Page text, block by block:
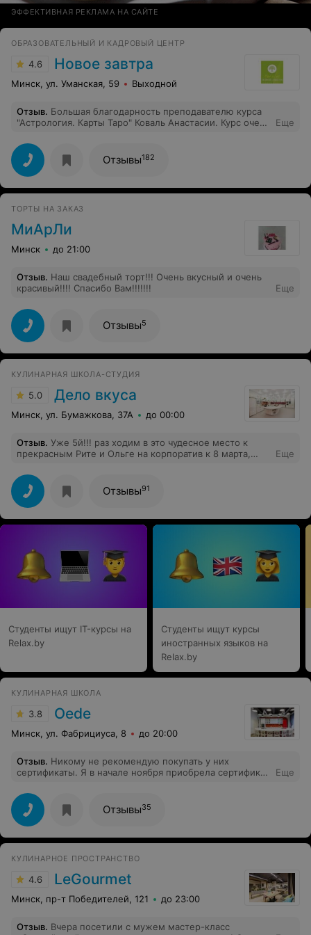
ЭФФЕКТИВНАЯ РЕКЛАМА НА САЙТЕ
ОБРАЗОВАТЕЛЬНЫЙ И КАДРОВЫЙ ЦЕНТР
4.6 Новое завтра
Минск, ул. Уманская, 59 Выходной
Отзыв. Большая благодарность преподавателю курса
"Астрология. Карты Таро" Коваль Анастасии. Курс очень
интересной информации. Анастасия настоящий
эксперт своего дела и смогла преподнести материал в
доступной и понятной форме. Очень понравился бонус
к курсу - персональный гороскоп. Курсы "Новое
завтра" -это лучшие курсы для получения
квалификации. Рекомендую курс "Астрология" и
учебный центр "Новое завтра". Огромное спасибо
Еще
Отзывы182
ТОРТЫ НА ЗАКАЗ
МиАрЛи
Минск до 21:00
Отзыв. Наш свадебный торт!!! Очень вкусный и очень
красивый!!!! Спасибо Вам!!!!!!!
Еще
Отзывы5
КУЛИНАРНАЯ ШКОЛА-СТУДИЯ
5.0 Дело вкуса
Минск, ул. Бумажкова, 37А до 00:00
Отзыв. Уже 5й!!! раз ходим в это чудесное место к
прекрасным Рите и Ольге на корпоратив к 8 марта,
наслаждаемся прекрасными блюдами,
непередаваемой атмосферой весны и праздника.
Спасибо, что вы есть
Еще
Отзывы91
Студенты ищут IT-курсы на
Relax.by
Студенты ищут курсы
иностранных языков на
Relax.by
КУЛИНАРНАЯ ШКОЛА
3.8 Oede
Минск, ул. Фабрициуса, 8 до 20:00
Отзыв. Никому не рекомендую покупать у них
сертификаты. Я в начале ноября приобрела сертификат
конце ноября. МК отменили, сославшись на то, что
перед НГ повара сильно заняты. А они не знали, что
будут заняты?! Зачем было такой график составлять?
Вернуть деньги они отказались, предложили выбрать
другой. Другие МК ни о чем, мы дома не собираемся
Пришлось ждать. Через 3(!) месяца они наконец
вставили наш МК в график. И в назначенный день
отменили, форс мажор, повар заболел. Никто не
застрахован от такого, но нам отказали уже второй
раз! Пусть бы деньги вернули, так нет. Еще если
кажется, если по вашей вине такие отмены МК
Еще
Отзывы35
КУЛИНАРНОЕ ПРОСТРАНСТВО
4.6 LeGourmet
Минск, пр-т Победителей, 121 до 23:00
Отзыв. Вчера посетили с мужем мастер-класс